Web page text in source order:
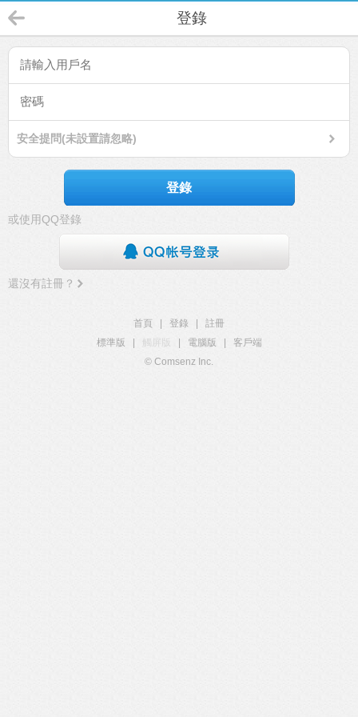
登錄
安全提問(未設置請忽略)
登錄
或使用QQ登錄
還沒有註冊？
首頁 登錄
註冊
標準版
觸屏版 電腦版
客戶端
© Comsenz Inc.